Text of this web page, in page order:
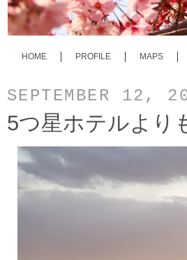
HOME PROFILE MAPS
SEPTEMBER 12,
5つ星ホテルより